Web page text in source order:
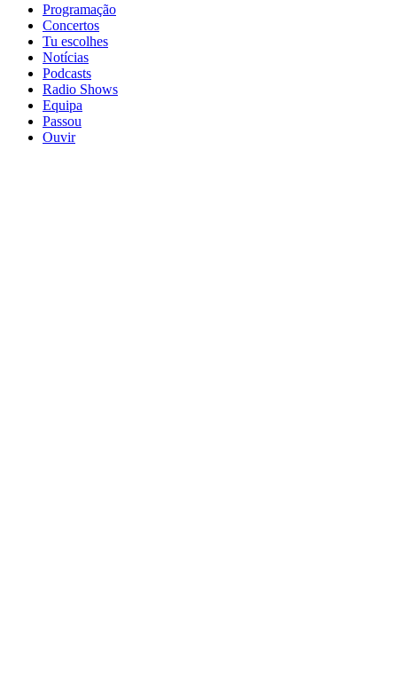
Programação
Concertos
Tu escolhes
Notícias
Podcasts
Radio Shows
Equipa
Passou
Ouvir